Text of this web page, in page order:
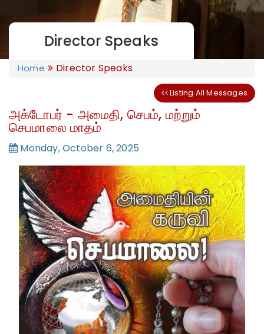
Director Speaks
Home Director Speaks
Listing All Messages
அக்டோபர் - அமைதி, செபம், மற்றும்
செபமாலை மாதம்
Monday, October 6, 2025